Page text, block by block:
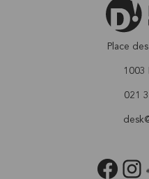
Place
1003
021